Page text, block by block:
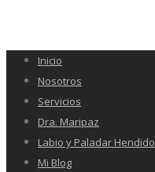
Inicio
Nosotros
Servicios
Dra. Maripaz
Labio y Paladar Hendido
Mi Blog